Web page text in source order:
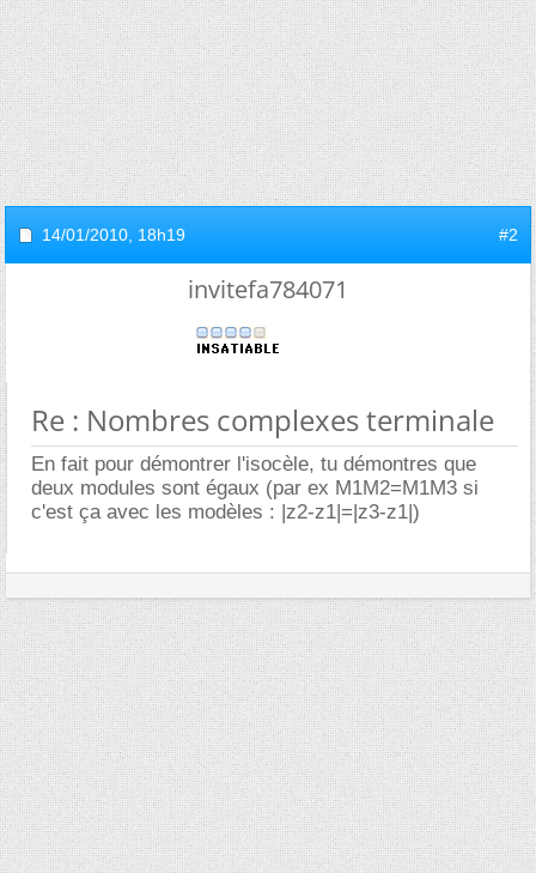
14/01/2010, 18h19 #2
invitefa784071
Re : Nombres complexes terminale
En fait pour démontrer l'isocèle, tu démontres que
deux modules sont égaux (par ex M1M2=M1M3 si
c'est ça avec les modèles : |z2-z1|=|z3-z1|)